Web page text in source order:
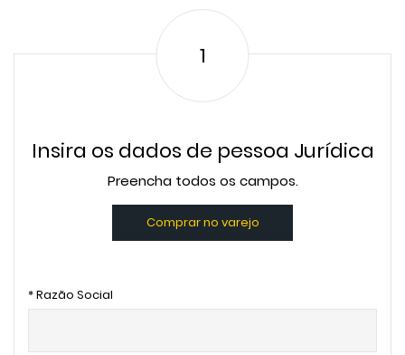
1
Insira os dados de pessoa Jurídica
Preencha todos os campos.
Comprar no varejo
* Razão Social